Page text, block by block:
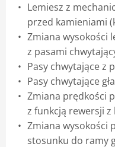
Lemiesz z
przed kamieniami
Zmiana wysokości
z pasami
Pasy chwytające z
Pasy chwytające
Zmiana prędkości
z funkcją rewersji z
Zmiana wysokości
stosunku do ramy